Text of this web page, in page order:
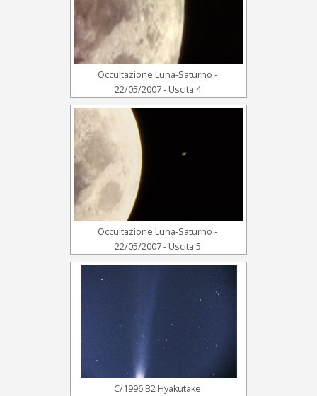
Occultazione Luna-Saturno -
22/05/2007 - Uscita 4
Occultazione Luna-Saturno -
22/05/2007 - Uscita 5
C/1996 B2 Hyakutake